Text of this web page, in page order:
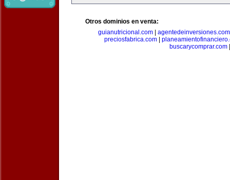
Otros dominios en venta:
guianutricional.com
agentedeinversiones.com
preciosfabrica.com|
buscarycomprar.com|